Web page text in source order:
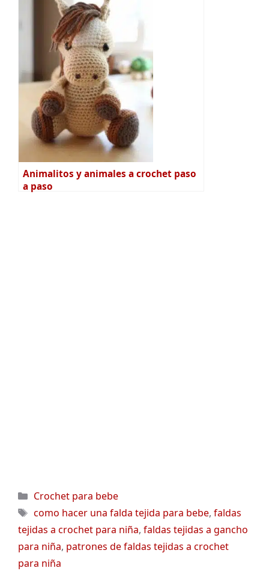
Animalitos y animales a crochet paso
a paso
Categorías
Crochet para bebe
Etiquetas
como hacer una falda tejida para bebe, faldas
tejidas a crochet para niña, faldas tejidas a gancho
para niña, patrones de faldas tejidas a crochet
para niña